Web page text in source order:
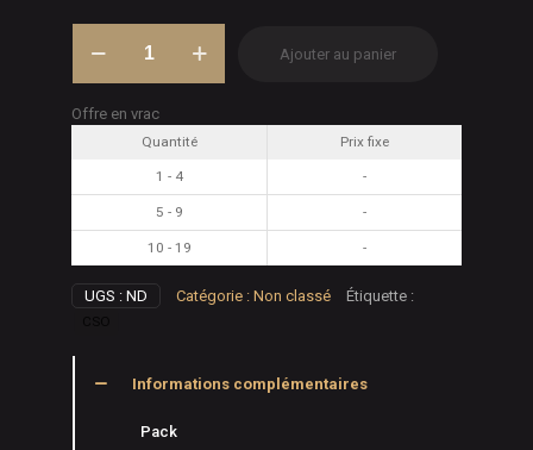
-
Numériques
Ajouter au panier
Offre en vrac
Quantité Prix fixe
1 - 4 -
5 - 9 -
10 - 19 -
UGS : ND Catégorie : Non classé Étiquette :
Informations complémentaires
Pack